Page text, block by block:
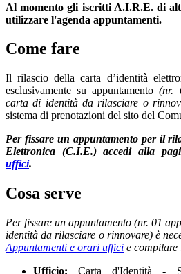
Al momento gli iscritti A.I.R.E. di
utilizzare l'agenda appuntamenti.
Come fare
Il rilascio della carta d’identità
esclusivamente su appuntamento(nr.
carta di identità da rilasciare o
sistema di prenotazioni del sito del
Per fissare un appuntamento per il
Elettronica (C.I.E.) accedi alla
uffici.
Cosa serve
Per fissare un appuntamento (nr. 01
identità da rilasciare o rinnovare) è
Appuntamenti e orari uffici e
Ufficio:Carta d'Identità -